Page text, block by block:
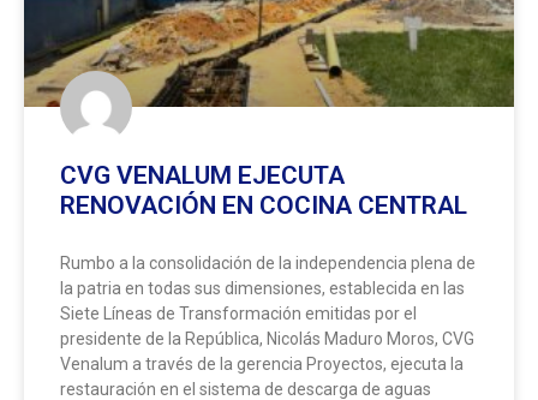
CVG VENALUM EJECUTA
RENOVACIÓN EN COCINA CENTRAL
Rumbo a la consolidación de la independencia plena de
la patria en todas sus dimensiones, establecida en las
Siete Líneas de Transformación emitidas por el
presidente de la República, Nicolás Maduro Moros, CVG
Venalum a través de la gerencia Proyectos, ejecuta la
restauración en el sistema de descarga de aguas